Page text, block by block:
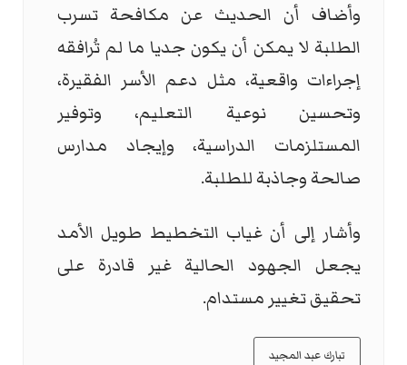
وأضاف أن الحديث عن مكافحة تسرب
الطلبة لا يمكن أن يكون جديا ما لم تُرافقه
إجراءات واقعية، مثل دعم الأسر الفقيرة،
وتحسين نوعية التعليم، وتوفير
المستلزمات الدراسية، وإيجاد مدارس
صالحة وجاذبة للطلبة.
وأشار إلى أن غياب التخطيط طويل الأمد
يجعل الجهود الحالية غير قادرة على
تحقيق تغيير مستدام.
تبارك عبد المجيد